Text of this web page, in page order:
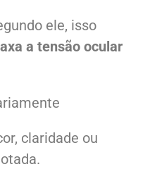
ele, isso
a tensão ocular
claridade ou